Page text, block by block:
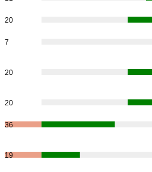
20
7
20
20
36
19